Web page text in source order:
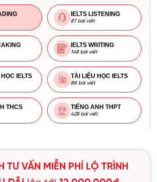
IELTS LISTENING
87 bài viết
IELTS WRITING
148 bài viết
IELTS TÀI LIỆU HỌC IELTS
88 bài viết
THCS TIẾNG ANH THPT
428 bài viết
TƯ VẤN MIỄN PHÍ LỘ TRÌNH